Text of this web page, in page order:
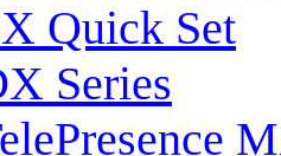
Quick Set
Series